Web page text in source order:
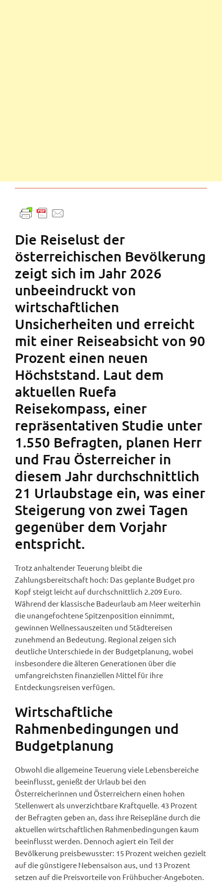
Die Reiselust der
österreichischen Bevölkerung
zeigt sich im Jahr 2026
unbeeindruckt von
wirtschaftlichen
Unsicherheiten und erreicht
mit einer Reiseabsicht von 90
Prozent einen neuen
Höchststand. Laut dem
aktuellen Ruefa
Reisekompass, einer
repräsentativen Studie unter
1.550 Befragten, planen Herr
und Frau Österreicher in
diesem Jahr durchschnittlich
21 Urlaubstage ein, was einer
Steigerung von zwei Tagen
gegenüber dem Vorjahr
entspricht.
Trotz anhaltender Teuerung bleibt die
Zahlungsbereitschaft hoch: Das geplante Budget pro
Kopf steigt leicht auf durchschnittlich 2.209 Euro.
Während der klassische Badeurlaub am Meer weiterhin
die unangefochtene Spitzenposition einnimmt,
gewinnen Wellnessauszeiten und Städtereisen
zunehmend an Bedeutung. Regional zeigen sich
deutliche Unterschiede in der Budgetplanung, wobei
insbesondere die älteren Generationen über die
umfangreichsten finanziellen Mittel für ihre
Entdeckungsreisen verfügen.
Wirtschaftliche
Rahmenbedingungen und
Budgetplanung
Obwohl die allgemeine Teuerung viele Lebensbereiche
beeinflusst, genießt der Urlaub bei den
Österreicherinnen und Österreichern einen hohen
Stellenwert als unverzichtbare Kraftquelle. 43 Prozent
der Befragten geben an, dass ihre Reisepläne durch die
aktuellen wirtschaftlichen Rahmenbedingungen kaum
beeinflusst werden. Dennoch agiert ein Teil der
Bevölkerung preisbewusster: 15 Prozent weichen gezielt
auf die günstigere Nebensaison aus, und 13 Prozent
setzen auf die Preisvorteile von Frühbucher-Angeboten.